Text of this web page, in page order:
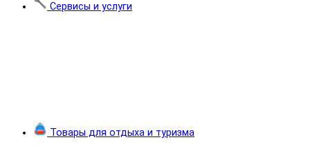
Сервисы и услуги
Товары для отдыха и туризма